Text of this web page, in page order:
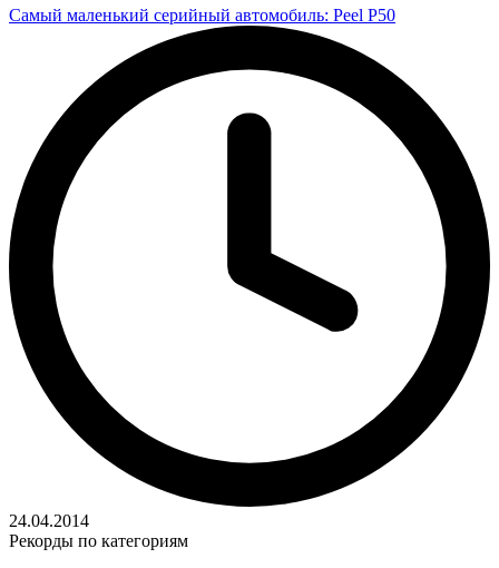
Самый маленький серийный автомобиль: Peel P50
24.04.2014
Рекорды по категориям